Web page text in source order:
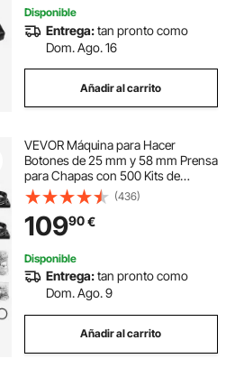
Disponible
Entrega:tan pronto como
Dom. Ago. 16
Añadir al carrito
VEVOR Máquina para Hacer
Botones de 25 mm y 58 mm Prensa
para Chapas con 500 Kits de
Botones con Libro Mágico y
Cortador de Círculos Máquina para
Hacer Chapas de Aluminio y ABS
Kit de Personalización
(436)
10990€
Disponible
Entrega:tan pronto como
Dom. Ago. 9
Añadir al carrito